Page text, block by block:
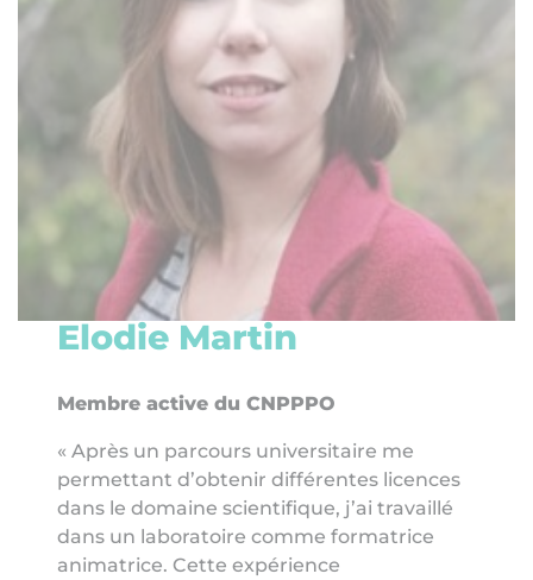
Elodie Martin
Membre active du CNPPPO
« Après un parcours universitaire me
permettant d’obtenir différentes licences
dans le domaine scientifique, j’ai travaillé
dans un laboratoire comme formatrice
animatrice. Cette expérience